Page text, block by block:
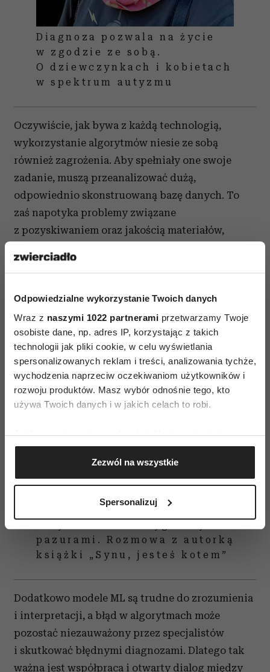
Odpowiedzialne wykorzystanie Twoich danych
Wraz z naszymi 1022 partnerami przetwarzamy Twoje
osobiste dane, np. adres IP, korzystając z takich
technologii jak pliki cookie, w celu wyświetlania
spersonalizowanych reklam i treści, analizowania tychże,
wychodzenia naprzeciw oczekiwaniom użytkowników i
rozwoju produktów. Masz wybór odnośnie tego, kto
używa Twoich danych i w jakich celach to robi.
Jeśli wyrazisz na to zgodę, chcielibyśmy również:
Gromadzić dane dotyczące Twojej lokalizacji
geograficznej z dokładnością nawet do kilku metrów
Identyfikować Twoje urządzenie, aktywnie
(fingerprinting, czyli wirtualny odcisk palca)
dane są przetwarzane oraz ustaw własne preferencje w
sekcji szczegółów . W Deklaracji plików cookie możesz
Wykorzystujemy pliki cookie do spersonalizowania treści
i reklam, aby oferować funkcje społecznościowe i
korzystasz z naszej witryny, udostępniamy partnerom
społecznościowym, reklamowym i analitycznym.
Partnerzy mogą połączyć te informacje z innymi danymi
Zezwól na wszystkie
Spersonalizuj
Diagnoza pozwala na życie
w zgodzie ze sobą.
O dziewczynkach i kobietach
w spektrum autyzmu
Oczywiście, jak bywa z każdą technologią,
wykorzystanie algorytmów niesie ze sobą
również zagrożenia. Aby spełniały one swoje
zadanie, muszą przeanalizować dużą,
odpowiednio skonstruowaną bazę danych. To
zaś napotyka problemy związane
z pozyskiwaniem oraz jakością materiałów,
Miłość do dziecka w spektrum
pazurami. Rozmowa z autorką
książki „Synu, jesteś kotem”
Dodatkowo modele ML są trudne do zrozumienia
i interpretacji, a błąd w algorytmach może
pozostać niezauważony przez specjalistów
i skutkować błędnymi diagnozami. Dlatego tak
ważna jest współpraca i otwarty dialog między